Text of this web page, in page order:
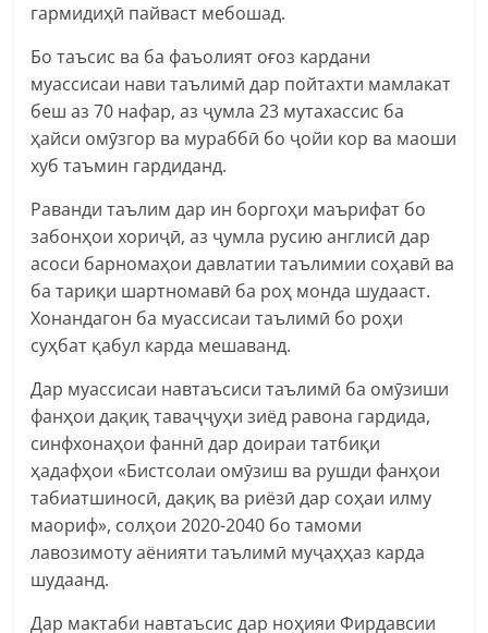
гармидиҳӣ пайваст мебошад.
Бо таъсис ва ба фаъолият оғоз кардани
муассисаи нави таълимӣ дар пойтахти мамлакат
беш аз 70 нафар, аз ҷумла 23 мутахассис ба
ҳайси омӯзгор ва мураббӣ бо ҷойи кор ва маоши
хуб таъмин гардиданд.
Раванди таълим дар ин боргоҳи маърифат бо
забонҳои хориҷӣ, аз ҷумла русию англисӣ дар
асоси барномаҳои давлатии таълимии соҳавӣ ва
ба тариқи шартномавӣ ба роҳ монда шудааст.
Хонандагон ба муассисаи таълимӣ бо роҳи
суҳбат қабул карда мешаванд.
Дар муассисаи навтаъсиси таълимӣ ба омӯзиши
фанҳои дақиқ таваҷҷуҳи зиёд равона гардида,
синфхонаҳои фаннӣ дар доираи татбиқи
ҳадафҳои «Бистсолаи омӯзиш ва рушди фанҳои
табиатшиносӣ, дақиқ ва риёзӣ дар соҳаи илму
маориф», солҳои 2020-2040 бо тамоми
лавозимоту аёнияти таълимӣ муҷаҳҳаз карда
шудаанд.
Дар мактаби навтаъсис дар ноҳияи Фирдавсии